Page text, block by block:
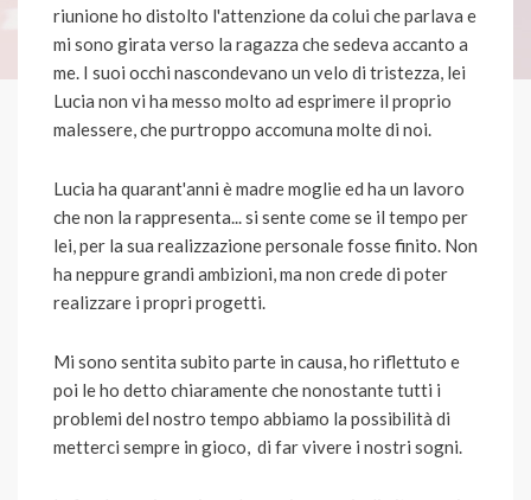
riunione ho distolto l'attenzione da colui che parlava e
mi sono girata verso la ragazza che sedeva accanto a
me. I suoi occhi nascondevano un velo di tristezza, lei
Lucia non vi ha messo molto ad esprimere il proprio
malessere, che purtroppo accomuna molte di noi.
Lucia ha quarant'anni è madre moglie ed ha un lavoro
che non la rappresenta... si sente come se il tempo per
lei, per la sua realizzazione personale fosse finito. Non
ha neppure grandi ambizioni, ma non crede di poter
realizzare i propri progetti.
Mi sono sentita subito parte in causa, ho riflettuto e
poi le ho detto chiaramente che nonostante tutti i
problemi del nostro tempo abbiamo la possibilità di
metterci sempre in gioco, di far vivere i nostri sogni.